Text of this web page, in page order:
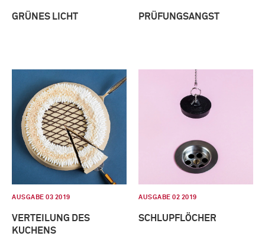
GRÜNES LICHT PRÜFUNGSANGST
AUSGABE 03 2019
VERTEILUNG DES
KUCHENS
AUSGABE 02 2019
SCHLUPFLÖCHER